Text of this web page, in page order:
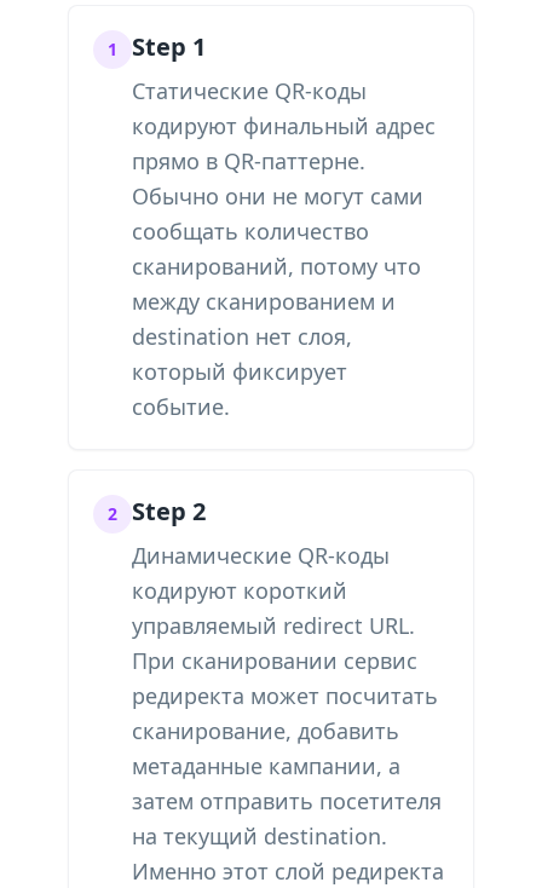
1 Step 1
Статические QR-коды
кодируют финальный адрес
прямо в QR-паттерне.
Обычно они не могут сами
сообщать количество
сканирований, потому что
между сканированием и
destination нет слоя,
который фиксирует
событие.
2 Step 2
Динамические QR-коды
кодируют короткий
управляемый redirect URL.
При сканировании сервис
редиректа может посчитать
сканирование, добавить
метаданные кампании, а
затем отправить посетителя
на текущий destination.
Именно этот слой редиректа